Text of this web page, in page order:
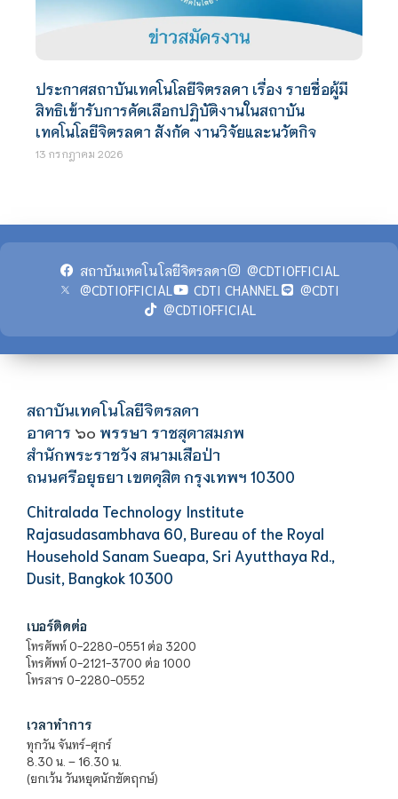
ประกาศสถาบันเทคโนโลยีจิตรลดา เรื่อง รายชื่อผู้มี
สิทธิเข้ารับการคัดเลือกปฏิบัติงานในสถาบัน
เทคโนโลยีจิตรลดา สังกัด งานวิจัยและนวัตกิจ
13 กรกฎาคม 2026
สถาบันเทคโนโลยีจิตรลดา
@CDTIOFFICIAL
@CDTIOFFICIAL
CDTI CHANNEL
@CDTI
@CDTIOFFICIAL
สถาบันเทคโนโลยีจิตรลดา
อาคาร ๖๐ พรรษา ราชสุดาสมภพ
สำนักพระราชวัง สนามเสือป่า
ถนนศรีอยุธยา เขตดุสิต กรุงเทพฯ 10300
Chitralada Technology Institute
Rajasudasambhava 60, Bureau of the Royal
Household Sanam Sueapa, Sri Ayutthaya Rd.,
Dusit, Bangkok 10300
เบอร์ติดต่อ
โทรศัพท์ 0-2280-0551 ต่อ 3200
โทรศัพท์ 0-2121-3700 ต่อ 1000
โทรสาร 0-2280-0552
เวลาทำการ
ทุกวัน จันทร์-ศุกร์
8.30 น. – 16.30 น.
(ยกเว้น วันหยุดนักขัตฤกษ์)